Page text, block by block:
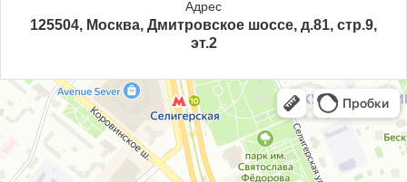
Адрес
125504, Москва, Дмитровское шоссе, д.81, стр.9,
эт.2